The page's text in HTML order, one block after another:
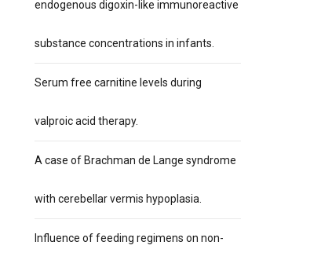
endogenous digoxin-like immunoreactive
substance concentrations in infants.
Serum free carnitine levels during
valproic acid therapy.
A case of Brachman de Lange syndrome
with cerebellar vermis hypoplasia.
Influence of feeding regimens on non-